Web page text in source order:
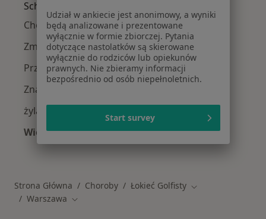
Schorzenia w Warszawie
Choroby chirurgiczne w Warszawie
Zmiany skórne w Warszawie
Przepuklina w Warszawie
Znamiona w Warszawie
żylaki w Warszawie
Więcej (15)
Więcej w kategorii: Schorzenia w Warszawie
Strona Główna Choroby Łokieć Golfisty Zmień miasto
Warszawa Zmień miasto
Udział w ankiecie jest anonimowy, a wyniki
będą analizowane i prezentowane
wyłącznie w formie zbiorczej. Pytania
dotyczące nastolatków są skierowane
wyłącznie do rodziców lub opiekunów
prawnych. Nie zbieramy informacji
bezpośrednio od osób niepełnoletnich.
Start survey